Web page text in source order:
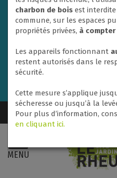
efficacement aux secours et
victimes.
Un don va donc être adressé
de Le Rheu à la Protection
financiers sont privilégiés
mettre en place les
Nous ne manquerons pas
soutenir toute initiative
habitants si un appel à la
Nous contacter 02 99 60 71
MENU
charbon de bois est interdite
commune, sur les espaces
propriétés privées, à
Les appareils fonctionnant
restent autorisés dans le
sécurité.
Cette mesure s’applique
sécheresse ou jusqu’à la
Pour plus d’information,
en cliquant ici.